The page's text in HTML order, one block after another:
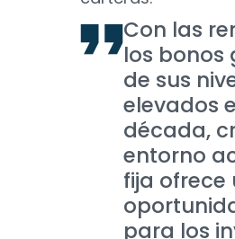
Con las
los bonos
de sus
elevados
década,
entorno
fija ofrece
para los